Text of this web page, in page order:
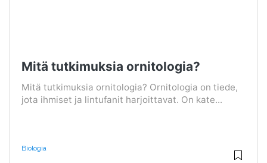
Mitä tutkimuksia ornitologia?
Mitä tutkimuksia ornitologia? Ornitologia on tiede,
jota ihmiset ja lintufanit harjoittavat. On kate...
Biologia